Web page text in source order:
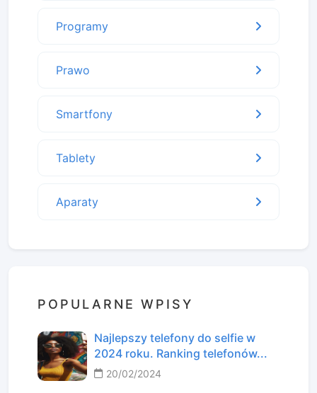
Programy
Prawo
Smartfony
Tablety
Aparaty
POPULARNE WPISY
Najlepszy telefony do selfie w
2024 roku. Ranking telefonów...
20/02/2024